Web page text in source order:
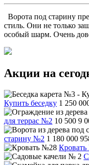
Ворота под старину
стиль. Они не только
особый шарм. Очень
Акции на
Купить беседку 1 250
для террас №2 10 500 9
старину №2 1 180 000